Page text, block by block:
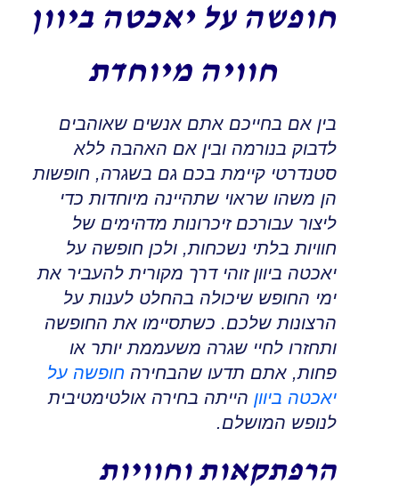
חופשה על יאכטה ביוון
חוויה מיוחדת
בין אם בחייכם אתם אנשים שאוהבים
לדבוק בנורמה ובין אם האהבה ללא
סטנדרטי קיימת בכם גם בשגרה, חופשות
הן משהו שראוי שתהיינה מיוחדות כדי
ליצור עבורכם זיכרונות מדהימים של
חוויות בלתי נשכחות, ולכן חופשה על
יאכטה ביוון זוהי דרך מקורית להעביר את
ימי החופש שיכולה בהחלט לענות על
הרצונות שלכם. כשתסיימו את החופשה
ותחזרו לחיי שגרה משעממת יותר או
פחות, אתם תדעו שהבחירה חופשה על
יאכטה ביוון הייתה בחירה אולטימטיבית
לנופש המושלם.
הרפתקאות וחוויות